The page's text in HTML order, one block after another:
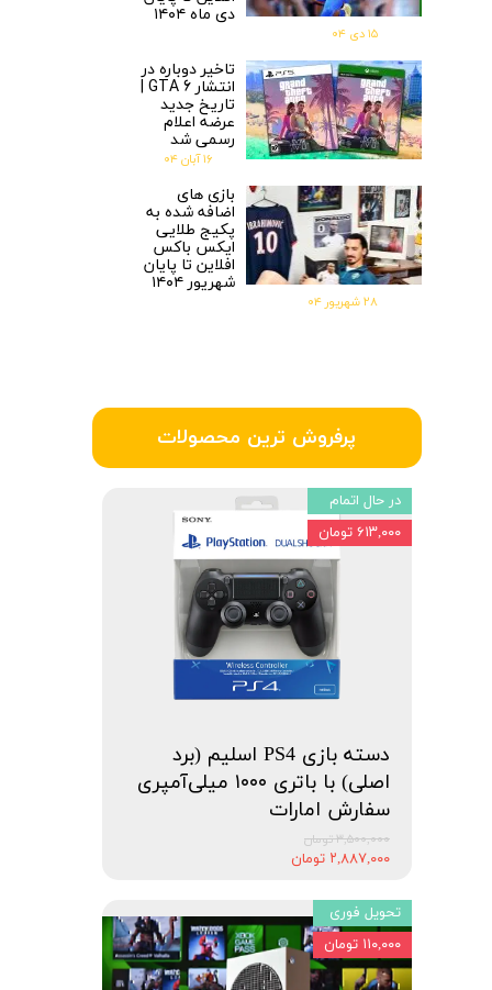
دسته بازی PS4 اسلیم (برد
اصلی) با باتری ۱۰۰۰ میلی‌آمپری
سفارش امارات
۳,۵۰۰,۰۰۰ تومان
۲,۸۸۷,۰۰۰ تومان
در حال اتمام
۶۱۳,۰۰۰ تومان
تحویل فوری
۱۱۰,۰۰۰ تومان
پرفروش ترین محصولات
دی ماه ۱۴۰۴
۱۵ دی ۰۴
تاخیر دوباره در
انتشار GTA 6 |
تاریخ جدید
عرضه اعلام
رسمی شد
۱۶ آبان ۰۴
بازی های
اضافه شده به
پکیج طلایی
ایکس باکس
افلاین تا پایان
شهریور ۱۴۰۴
۲۸ شهریور ۰۴